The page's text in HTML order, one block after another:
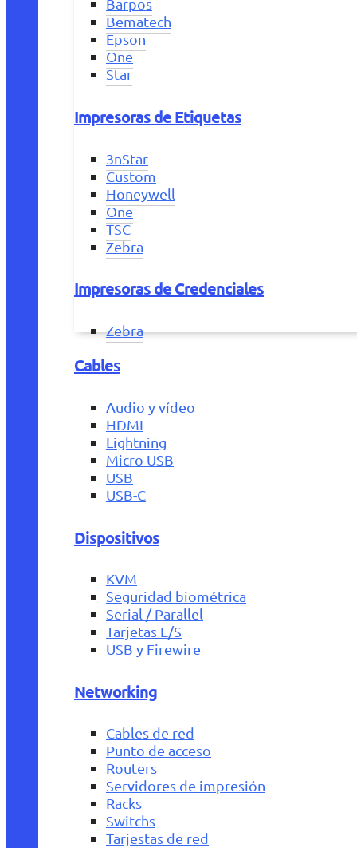
Barpos
Bematech
Epson
One
Star
Impresoras de Etiquetas
3nStar
Custom
Honeywell
One
TSC
Zebra
Impresoras de Credenciales
Zebra
Cables
Audio y vídeo
HDMI
Lightning
Micro USB
USB
USB-C
Dispositivos
KVM
Seguridad biométrica
Serial / Parallel
Tarjetas E/S
USB y Firewire
Networking
Cables de red
Punto de acceso
Routers
Servidores de impresión
Racks
Switchs
Tarjestas de red